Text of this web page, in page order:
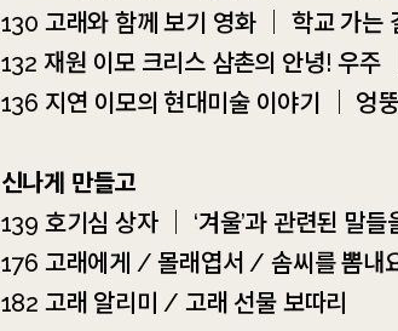
130 고래와 함께 보기 영화 ｜ 학교 가는
132 재원 이모 크리스 삼촌의 안녕! 우주
136 지연 이모의 현대미술 이야기 ｜ 엉
신나게 만들고
139 호기심 상자 ｜ ‘겨울’과 관련된 말들
176 고래에게 / 몰래엽서 / 솜씨를 뽐내
182 고래 알리미 / 고래 선물 보따리